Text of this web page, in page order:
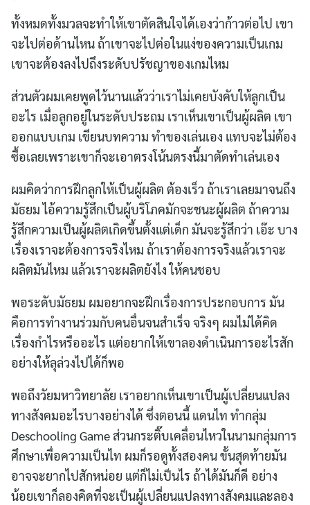
ทั้งหมดทั้งมวลจะทำให้เขาตัดสินใจได้เองว่าก้าวต่อไป เขา
จะไปต่อด้านไหน ถ้าเขาจะไปต่อในแง่ของความเป็นเกม
เขาจะต้องลงไปถึงระดับปรัชญาของเกมไหม
ส่วนตัวผมเคยพูดไว้นานแล้วว่าเราไม่เคยบังคับให้ลูกเป็น
อะไร เมื่อลูกอยู่ในระดับประถม เราเห็นเขาเป็นผู้ผลิต เขา
ออกแบบเกม เขียนบทความ ทำของเล่นเอง แทบจะไม่ต้อง
ซื้อเลยเพราะเขาก็จะเอาตรงโน้นตรงนี้มาตัดทำเล่นเอง
ผมคิดว่าการฝึกลูกให้เป็นผู้ผลิต ต้องเร็ว ถ้าเราเลยมาจนถึง
มัธยม ไอ้ความรู้สึกเป็นผู้บริโภคมักจะชนะผู้ผลิต ถ้าความ
รู้สึกความเป็นผู้ผลิตเกิดขึ้นตั้งแต่เด็ก มันจะรู้สึกว่า เอ๊ะ บาง
เรื่องเราจะต้องการจริงไหม ถ้าเราต้องการจริงแล้วเราจะ
ผลิตมันไหม แล้วเราจะผลิตยังไง ให้คนชอบ
พอระดับมัธยม ผมอยากจะฝึกเรื่องการประกอบการ มัน
คือการทำงานร่วมกับคนอื่นจนสำเร็จ จริงๆ ผมไม่ได้คิด
เรื่องกำไรหรืออะไร แต่อยากให้เขาลองดำเนินการอะไรสัก
อย่างให้ลุล่วงไปได้ก็พอ
พอถึงวัยมหาวิทยาลัย เราอยากเห็นเขาเป็นผู้เปลี่ยนแปลง
ทางสังคมอะไรบางอย่างได้ ซึ่งตอนนี้ แดนไท ทำกลุ่ม
Deschooling Game ส่วนกระติ๊บเคลื่อนไหวในนามกลุ่มการ
ศึกษาเพื่อความเป็นไท ผมก็รอดูทั้งสองคน ขั้นสุดท้ายมัน
อาจจะยากไปสักหน่อย แต่ก็ไม่เป็นไร ถ้าได้มันก็ดี อย่าง
น้อยเขาก็ลองคิดที่จะเป็นผู้เปลี่ยนแปลงทางสังคมและลอง